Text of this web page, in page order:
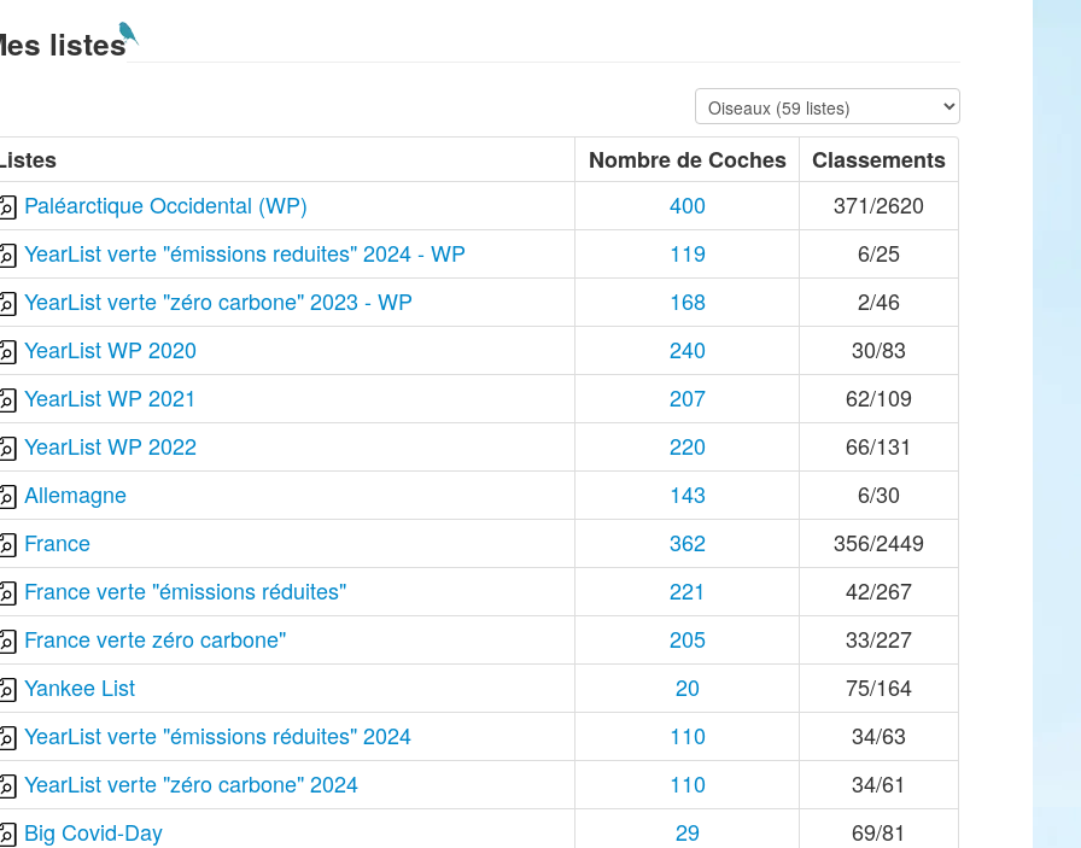
listes
Nombre de Coches
Classements
Paléarctique Occidental (WP)
400
371/2620
YearList verte "émissions reduites" 2024 - WP
119
6/25
YearList verte "zéro carbone" 2023 - WP
168
2/46
YearList WP 2020
240
30/83
YearList WP 2021
207
62/109
YearList WP 2022
220
66/131
Allemagne
143
6/30
France
362
356/2449
France verte "émissions réduites"
221
42/267
France verte zéro carbone"
205
33/227
Yankee List
20
75/164
YearList verte "émissions réduites" 2024
110
34/63
YearList verte "zéro carbone" 2024
110
34/61
Big Covid-Day
29
69/81